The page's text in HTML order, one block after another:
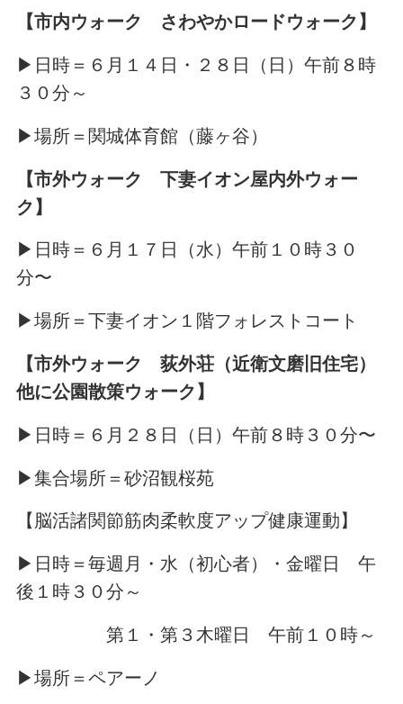
【市内ウォーク さわやかロードウォーク】
▶日時＝６月１４日・２８日（日）午前８時
３０分～
▶場所＝関城体育館（藤ヶ谷）
【市外ウォーク 下妻イオン屋内外ウォー
ク】
▶日時＝６月１７日（水）午前１０時３０
分〜
▶場所＝下妻イオン１階フォレストコート
【市外ウォーク 荻外荘（近衛文磨旧住宅）
他に公園散策ウォーク】
▶日時＝６月２８日（日）午前８時３０分〜
▶集合場所＝砂沼観桜苑
【脳活諸関節筋肉柔軟度アップ健康運動】
▶日時＝毎週月・水（初心者）・金曜日 午
後１時３０分～
第１・第３木曜日 午前１０時～
▶場所＝ペアーノ